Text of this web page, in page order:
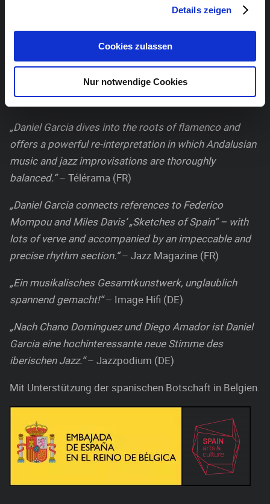
Details zeigen
Cookies zulassen
Nur notwendige Cookies
Reinier Elizarde „El Negrón“/ Bass
Michael Olivera
Pressezitate:
„Daniel Garcia dives into the roots of flamenco and
offers a powerful re-interpretation in which Andalusian
music and jazz improvisations are thoroughly
balanced.“– Télérama (FR)
„Daniel Garcia connects references to Federico
Mompou and Miles Davis‘ „Sketches of Spain“ – with
lots of verve and accompanied by an impeccable and
precise rhythm section.“– Jazz Magazine (FR)
„Ein musikalisches Gesamtkunstwerk, unglaublich
spannend gemacht!“– Image Hifi (DE)
„Nach Chano Dominguez und Diego Amador ist Daniel
Garcia eine hochinteressante neue Stimme des
iberischen Jazz.“– Jazzpodium (DE)
Mit Unterstützung der spanischen Botschaft in Belgien.